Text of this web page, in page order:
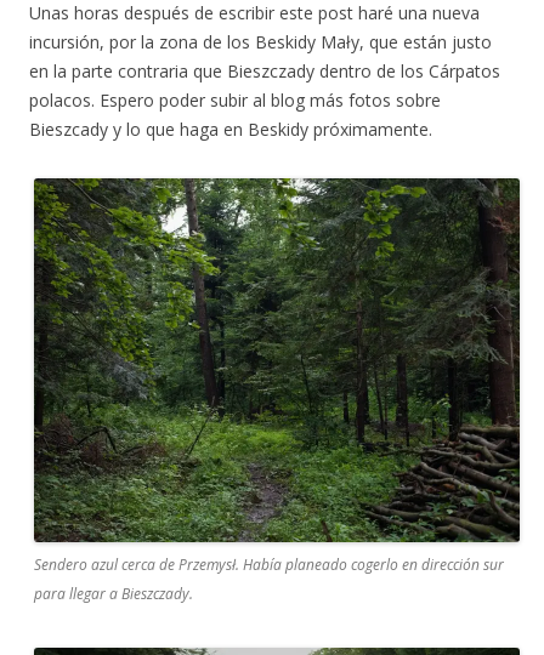
Unas horas después de escribir este post haré una nueva
incursión, por la zona de los Beskidy Mały, que están justo
en la parte contraria que Bieszczady dentro de los Cárpatos
polacos. Espero poder subir al blog más fotos sobre
Bieszcady y lo que haga en Beskidy próximamente.
Sendero azul cerca de Przemysł. Había planeado cogerlo en dirección sur
para llegar a Bieszczady.